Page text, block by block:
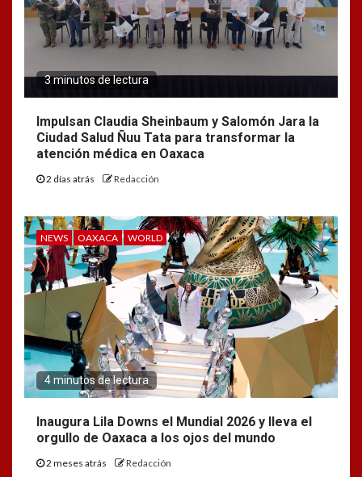
3 minutos de lectura
Impulsan Claudia Sheinbaum y Salomón Jara la
Ciudad Salud Ñuu Tata para transformar la
atención médica en Oaxaca
2 días atrás Redacción
NEWS OAXACA WORLD
4 minutos de lectura
Inaugura Lila Downs el Mundial 2026 y lleva el
orgullo de Oaxaca a los ojos del mundo
2 meses atrás Redacción